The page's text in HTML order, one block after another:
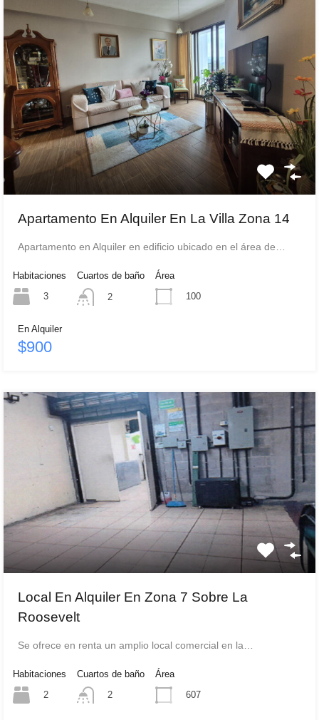
Apartamento En Alquiler En La Villa Zona 14
Apartamento en Alquiler en edificio ubicado en el área de…
Habitaciones
3
Cuartos de baño
2
Área
100
En Alquiler
$900
Local En Alquiler En Zona 7 Sobre La
Roosevelt
Se ofrece en renta un amplio local comercial en la…
Habitaciones
2
Cuartos de baño
2
Área
607